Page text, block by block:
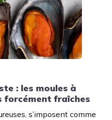
: les moules à
forcément fraîches
s’imposent comme